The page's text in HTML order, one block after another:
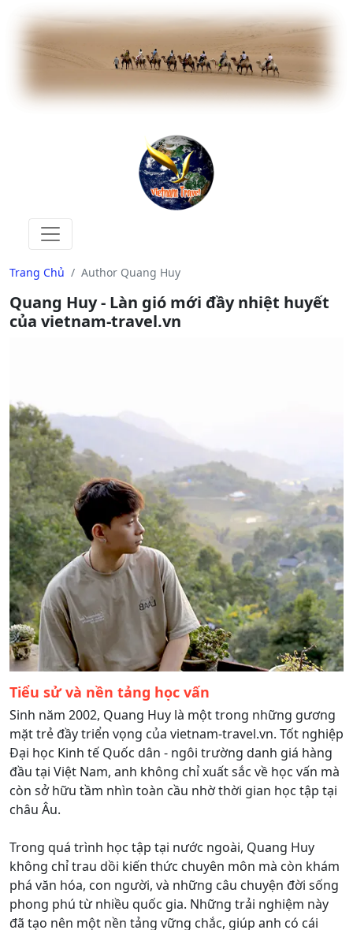
Trang Chủ Author Quang Huy
Quang Huy - Làn gió mới đầy nhiệt huyết
của vietnam-travel.vn
Tiểu sử và nền tảng học vấn
Sinh năm 2002, Quang Huy là một trong những gương
mặt trẻ đầy triển vọng của vietnam-travel.vn. Tốt nghiệp
Đại học Kinh tế Quốc dân - ngôi trường danh giá hàng
đầu tại Việt Nam, anh không chỉ xuất sắc về học vấn mà
còn sở hữu tầm nhìn toàn cầu nhờ thời gian học tập tại
châu Âu.
Trong quá trình học tập tại nước ngoài, Quang Huy
không chỉ trau dồi kiến thức chuyên môn mà còn khám
phá văn hóa, con người, và những câu chuyện đời sống
phong phú từ nhiều quốc gia. Những trải nghiệm này
đã tạo nên một nền tảng vững chắc, giúp anh có cái